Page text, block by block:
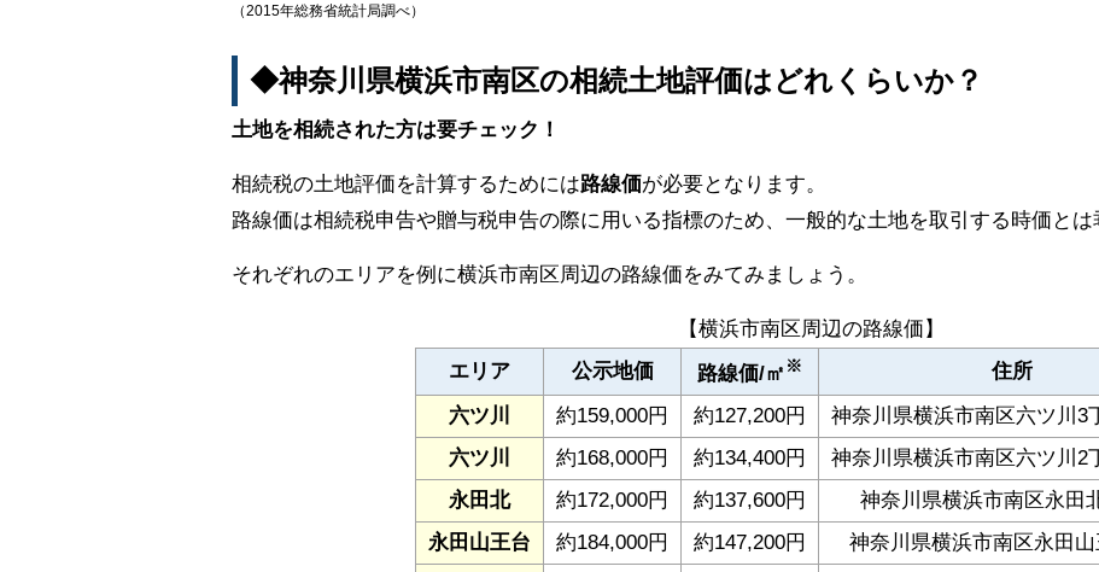
（2015年総務省統計局調べ）
◆神奈川県横浜市南区の相続土地評価はどれくらいか？
土地を相続された方は要チェック！
相続税の土地評価を計算するためには路線価が必要となります。
路線価は相続税申告や贈与税申告の際に用いる指標のため、一般的な土地を取引する時価とは
それぞれのエリアを例に横浜市南区周辺の路線価をみてみましょう。
【横浜市南区周辺の路線価】
エリア
公示地価 路線価/㎡ ※
住所
六ツ川
約159,000円 約127,200円
神奈川県横浜市南区六ツ川3
六ツ川
約168,000円 約134,400円
神奈川県横浜市南区六ツ川2
永田北
約172,000円 約137,600円
神奈川県横浜市南区永田
永田山王台
約184,000円 約147,200円
神奈川県横浜市南区永田